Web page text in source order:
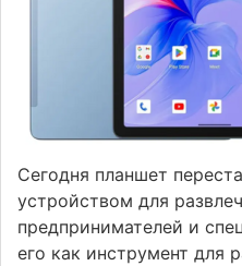
Сегодня планшет
устройством для
предпринимателей и
его как инструмент для